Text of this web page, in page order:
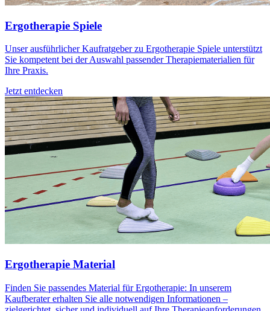
Ergotherapie Spiele
Unser ausführlicher Kaufratgeber zu Ergotherapie Spiele unterstützt
Sie kompetent bei der Auswahl passender Therapiematerialien für
Ihre Praxis.
Jetzt entdecken
Ergotherapie Material
Finden Sie passendes Material für Ergotherapie: In unserem
Kaufberater erhalten Sie alle notwendigen Informationen –